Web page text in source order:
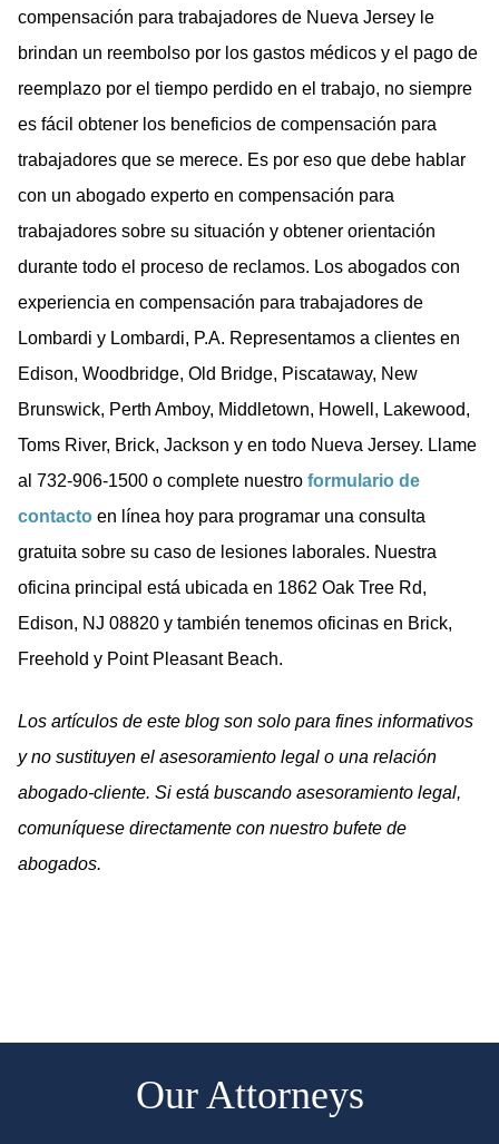
compensación para trabajadores de Nueva Jersey le
brindan un reembolso por los gastos médicos y el pago de
reemplazo por el tiempo perdido en el trabajo, no siempre
es fácil obtener los beneficios de compensación para
trabajadores que se merece. Es por eso que debe hablar
con un abogado experto en compensación para
trabajadores sobre su situación y obtener orientación
durante todo el proceso de reclamos. Los abogados con
experiencia en compensación para trabajadores de
Lombardi y Lombardi, P.A. Representamos a clientes en
Edison, Woodbridge, Old Bridge, Piscataway, New
Brunswick, Perth Amboy, Middletown, Howell, Lakewood,
Toms River, Brick, Jackson y en todo Nueva Jersey. Llame
al 732-906-1500 o complete nuestro formulario de
contacto en línea hoy para programar una consulta
gratuita sobre su caso de lesiones laborales. Nuestra
oficina principal está ubicada en 1862 Oak Tree Rd,
Edison, NJ 08820 y también tenemos oficinas en Brick,
Freehold y Point Pleasant Beach.
Los artículos de este blog son solo para fines informativos
y no sustituyen el asesoramiento legal o una relación
abogado-cliente. Si está buscando asesoramiento legal,
comuníquese directamente con nuestro bufete de
abogados.
Our Attorneys